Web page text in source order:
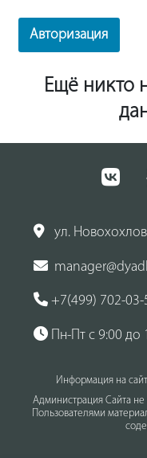
Авторизация
Ещё никто
ул.
+7(499) 702-03-
Пн-Пт с 9:00 до
Информация на
Администрация Сайта не
Пользователями